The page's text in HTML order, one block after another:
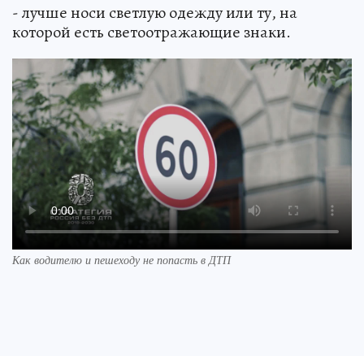
- лучше носи светлую одежду или ту, на
которой есть светоотражающие знаки.
Как водителю и пешеходу не попасть в ДТП